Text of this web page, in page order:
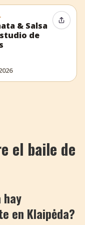
& Salsa
de
el baile de
hay
en Klaipėda?